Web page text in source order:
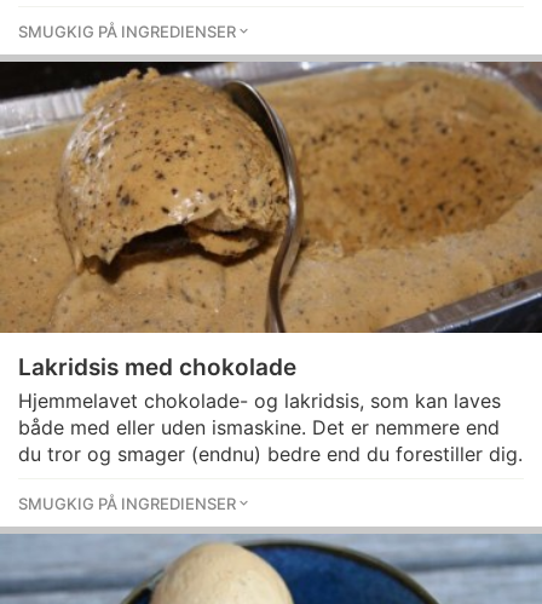
SMUGKIG PÅ INGREDIENSER
Lakridsis med chokolade
Hjemmelavet chokolade- og lakridsis, som kan laves
både med eller uden ismaskine. Det er nemmere end
du tror og smager (endnu) bedre end du forestiller dig.
SMUGKIG PÅ INGREDIENSER